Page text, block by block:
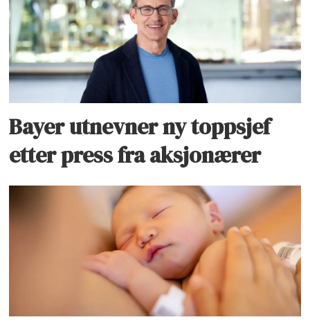
Bayer utnevner ny toppsjef
etter press fra aksjonærer